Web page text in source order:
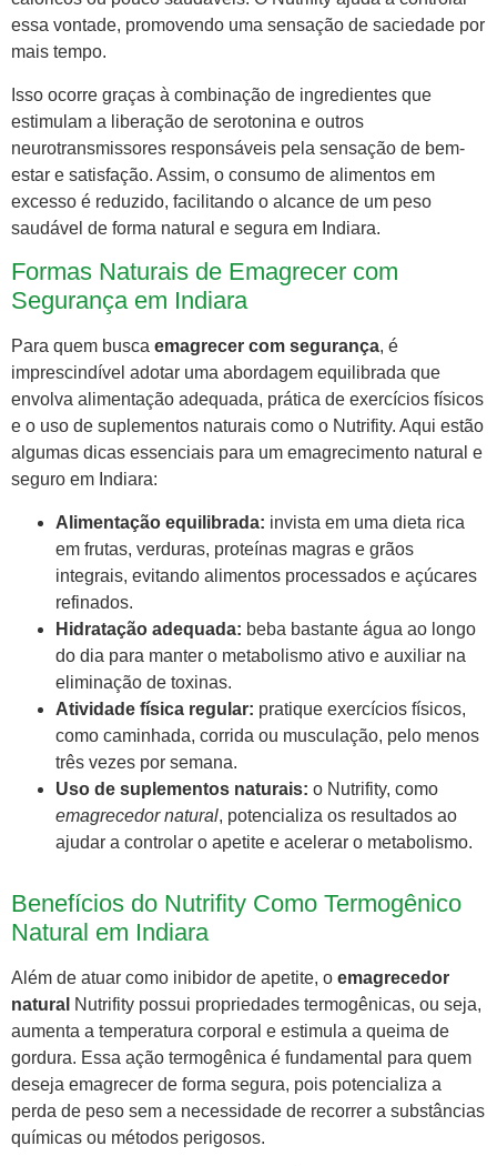
essa vontade, promovendo uma sensação de saciedade por
mais tempo.
Isso ocorre graças à combinação de ingredientes que
estimulam a liberação de serotonina e outros
neurotransmissores responsáveis pela sensação de bem-
estar e satisfação. Assim, o consumo de alimentos em
excesso é reduzido, facilitando o alcance de um peso
saudável de forma natural e segura em Indiara.
Formas Naturais de Emagrecer com
Segurança em Indiara
Para quem busca emagrecer com segurança, é
imprescindível adotar uma abordagem equilibrada que
envolva alimentação adequada, prática de exercícios físicos
e o uso de suplementos naturais como o Nutrifity. Aqui estão
algumas dicas essenciais para um emagrecimento natural e
seguro em Indiara:
Alimentação equilibrada: invista em uma dieta rica
em frutas, verduras, proteínas magras e grãos
integrais, evitando alimentos processados e açúcares
refinados.
Hidratação adequada: beba bastante água ao longo
do dia para manter o metabolismo ativo e auxiliar na
eliminação de toxinas.
Atividade física regular: pratique exercícios físicos,
como caminhada, corrida ou musculação, pelo menos
três vezes por semana.
Uso de suplementos naturais: o Nutrifity, como
emagrecedor natural, potencializa os resultados ao
ajudar a controlar o apetite e acelerar o metabolismo.
Benefícios do Nutrifity Como Termogênico
Natural em Indiara
Além de atuar como inibidor de apetite, o emagrecedor
natural Nutrifity possui propriedades termogênicas, ou seja,
aumenta a temperatura corporal e estimula a queima de
gordura. Essa ação termogênica é fundamental para quem
deseja emagrecer de forma segura, pois potencializa a
perda de peso sem a necessidade de recorrer a substâncias
químicas ou métodos perigosos.